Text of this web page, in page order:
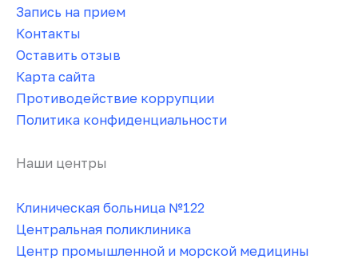
Запись на прием
Контакты
Оставить отзыв
Карта сайта
Противодействие коррупции
Политика конфиденциальности
Наши центры
Клиническая больница №122
Центральная поликлиника
Центр промышленной и морской медицины